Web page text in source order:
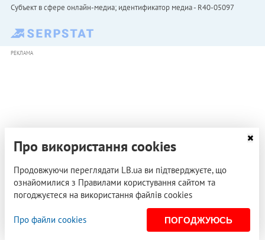
Субъект в сфере онлайн-медиа; идентификатор медиа - R40-05097
РЕКЛАМА
Про використання cookies
Продовжуючи переглядати LB.ua ви підтверджуєте, що
ознайомилися з Правилами користування сайтом та
погоджуєтеся на використання файлів cookies
Про файли cookies ПОГОДЖУЮСЬ